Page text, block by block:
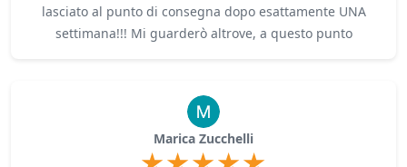
lasciato al punto di consegna dopo esattamente UNA
settimana!!! Mi guarderò altrove, a questo punto
Marica Zucchelli